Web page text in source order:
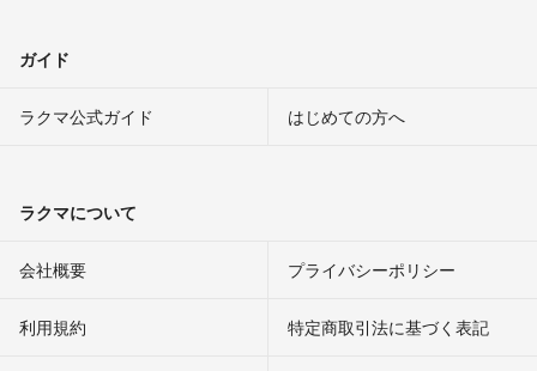
ガイド
ラクマ公式ガイド はじめての方へ
ラクマについて
会社概要 プライバシーポリシー
利用規約 特定商取引法に基づく表記